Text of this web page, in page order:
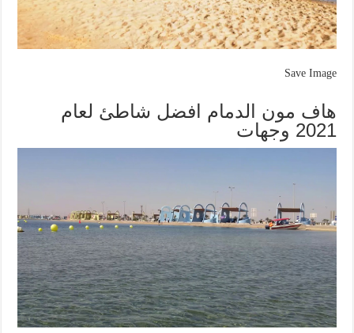
Save Image
هاف مون الدمام افضل شاطئ لعام
2021 وجهات